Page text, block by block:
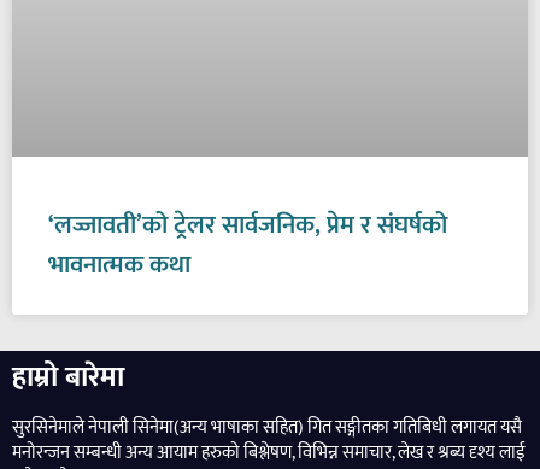
‘लज्जावती’को ट्रेलर सार्वजनिक, प्रेम र संघर्षको
भावनात्मक कथा
हाम्रो बारेमा
सुरसिनेमाले नेपाली सिनेमा(अन्य भाषाका सहित) गित सङ्गीतका गतिबिधी लगायत यसै
मनोरन्जन सम्बन्धी अन्य आयाम हरुको बिश्लेषण, विभिन्न समाचार, लेख र श्रब्य दृश्य लाई